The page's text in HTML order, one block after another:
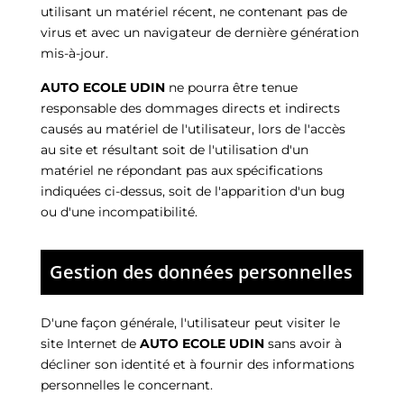
utilisant un matériel récent, ne contenant pas de
virus et avec un navigateur de dernière génération
mis-à-jour.
AUTO ECOLE UDIN ne pourra être tenue
responsable des dommages directs et indirects
causés au matériel de l'utilisateur, lors de l'accès
au site et résultant soit de l'utilisation d'un
matériel ne répondant pas aux spécifications
indiquées ci-dessus, soit de l'apparition d'un bug
ou d'une incompatibilité.
Gestion des données personnelles
D'une façon générale, l'utilisateur peut visiter le
site Internet de AUTO ECOLE UDIN sans avoir à
décliner son identité et à fournir des informations
personnelles le concernant.